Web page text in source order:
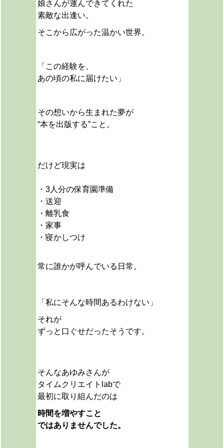
娘さんが運んできてくれた
素敵な出逢い。
そこから広がった温かい世界。
「この経験を、
あの頃の私に届けたい」
その想いから生まれた夢が
“本を出版する”こと。
だけど現実は
・3人分の保育園準備
・送迎
・離乳食
・家事
・寝かしつけ
常に誰かが呼んでいる日常。
「私にそんな時間あるわけない」
それが
ずっと口ぐせだったそうです。
そんなあゆみさんが
タイムクリエイトlabで
最初に取り組んだのは
時間を増やすこと
ではありませんでした。